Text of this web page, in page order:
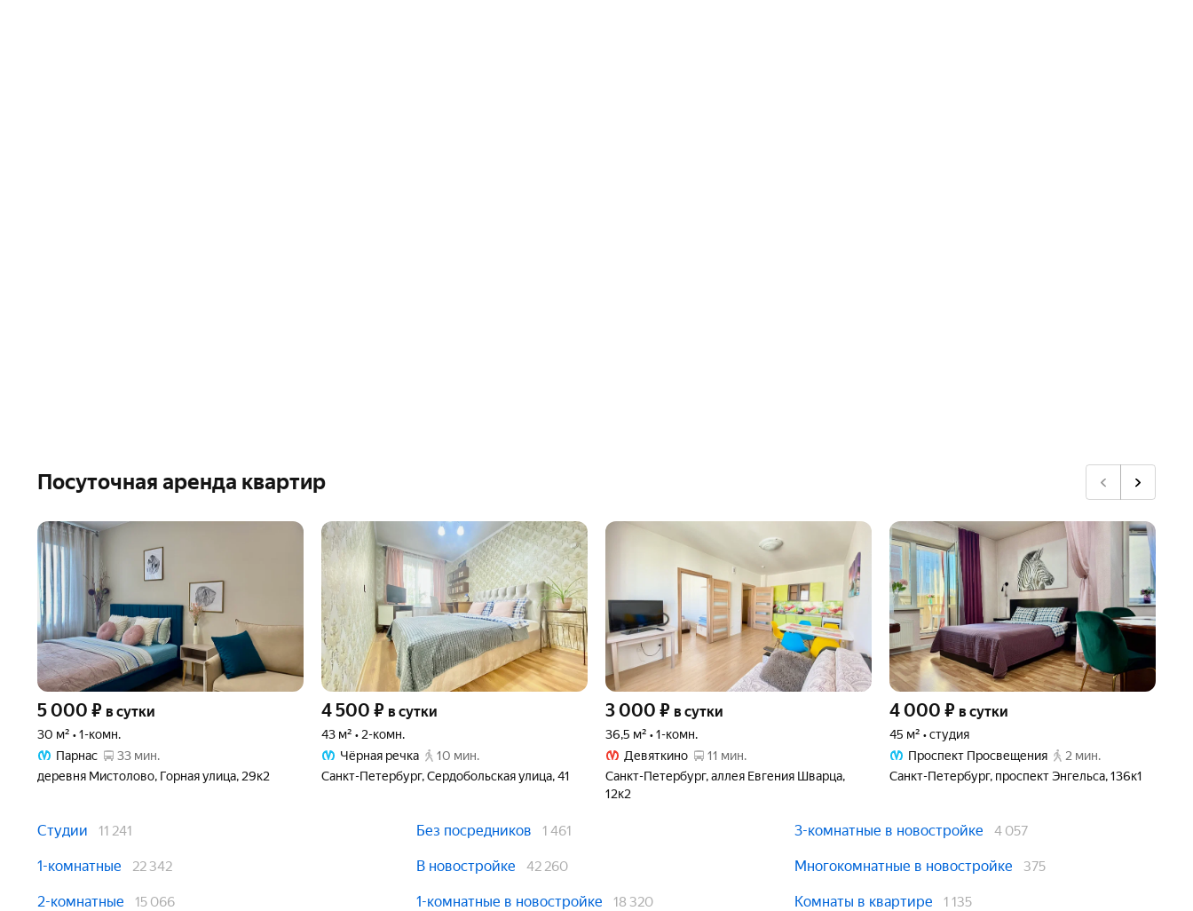
Посуточная аренда квартир
5 000 ₽ в сутки
30 м² • 1-комн.
Парнас
33 мин.
деревня Мистолово, Горная улица, 29к2
4 500 ₽ в сутки
43 м² • 2-комн.
Чёрная речка
10 мин.
Санкт-Петербург, Сердобольская улица, 41
3 000 ₽ в сутки
36,5 м² • 1-комн.
Девяткино
11 мин.
Санкт-Петербург, аллея Евгения Шварца,
12к2
4 000 ₽ в сутки
45 м² • студия
Проспект Просвещения
2 мин.
Санкт-Петербург, проспект Энгельса, 136к1
Студии 11 241
1-комнатные 22 342
2-комнатные 15 066
Без посредников 1 461
В новостройке 42 260
1-комнатные в новостройке 18 320
3-комнатные в новостройке 4 057
Многокомнатные в новостройке 375
Комнаты в квартире 1 135